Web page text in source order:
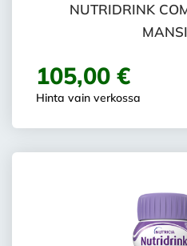
NUTRIDRINK
105,00 €
Hinta vain verkossa